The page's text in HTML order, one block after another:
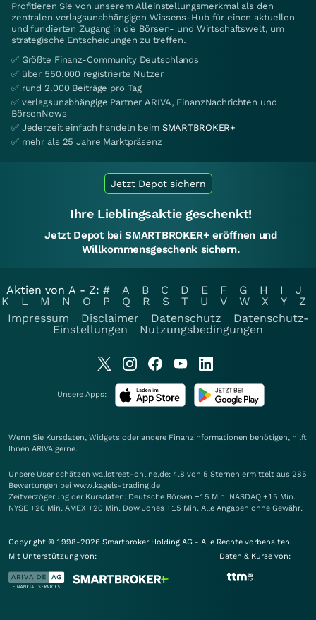
Profitieren Sie von unserem Alleinstellungsmerkmal als den
zentralen verlagsunabhängigen Wissens-Hub für einen aktuellen
und fundierten Zugang in die Börsen- und Wirtschaftswelt, um
strategische Entscheidungen zu treffen.
✅ Größte Finanz-Community Deutschlands
✅ über 550.000 registrierte Nutzer
✅ rund 2.000 Beiträge pro Tag
✅ verlagsunabhängige Partner ARIVA, FinanzNachrichten und
BörsenNews
✅ Jederzeit einfach handeln beim SMARTBROKER+
✅ mehr als 25 Jahre Marktpräsenz
Jetzt Depot sichern
Ihre Lieblingsaktie geschenkt!
Jetzt Depot bei SMARTBROKER+ eröffnen und
Willkommensgeschenk sichern.
Aktien von A - Z: # A B C D E F G H I
J
K
L M N O P Q R S T U V W X Y
Z
Impressum
Disclaimer Datenschutz
Datenschutz-
Einstellungen
Nutzungsbedingungen
Unsere Apps:
Wenn Sie Kursdaten, Widgets oder andere Finanzinformationen benötigen, hilft
Ihnen ARIVA gerne.
Unsere User schätzen wallstreet-online.de: 4.8 von 5 Sternen ermittelt aus 285
Bewertungen bei www.kagels-trading.de
Zeitverzögerung der Kursdaten: Deutsche Börsen +15 Min. NASDAQ +15 Min.
NYSE +20 Min. AMEX +20 Min. Dow Jones +15 Min. Alle Angaben ohne Gewähr.
Copyright © 1998-2026 Smartbroker Holding AG - Alle Rechte vorbehalten.
Mit Unterstützung von:
Daten & Kurse von: